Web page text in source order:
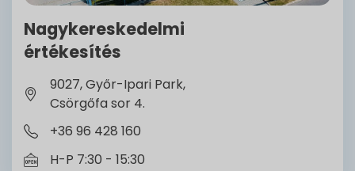
Nagykereskedelmi
értékesítés
9027, Győr-Ipari Park,
Csörgőfa sor 4.
+36 96 428 160
H-P 7:30 - 15:30